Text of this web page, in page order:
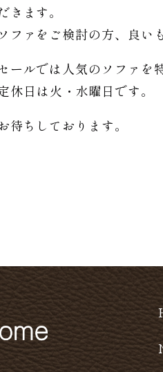
ます。
ファをご検討の方、良い
ールでは人気のソファを
休日は火・水曜日です。
待ちしております。